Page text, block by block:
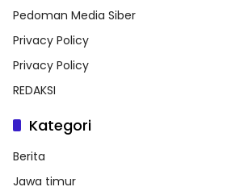
Pedoman Media Siber
Privacy Policy
Privacy Policy
REDAKSI
Kategori
Berita
Jawa timur